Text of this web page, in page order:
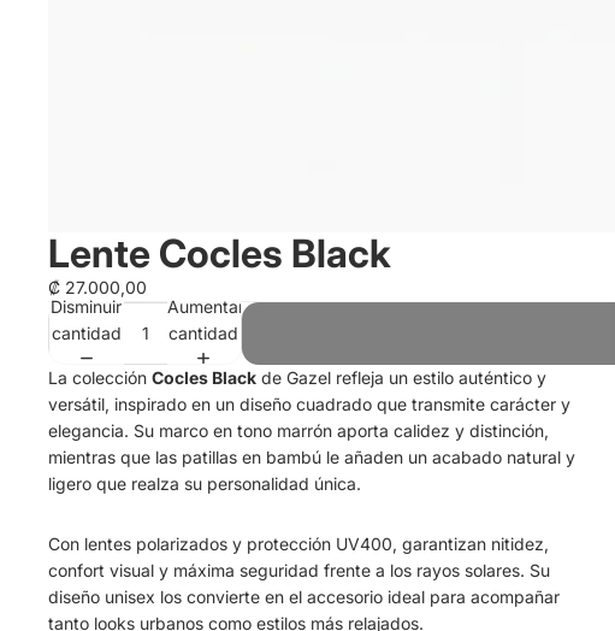
Lente Cocles Black
₡ 27.000,00
Disminuir
cantidad
Aumentar
cantidad
La colección Cocles Black de Gazel refleja un estilo auténtico y
versátil, inspirado en un diseño cuadrado que transmite carácter y
elegancia. Su marco en tono marrón aporta calidez y distinción,
mientras que las patillas en bambú le añaden un acabado natural y
ligero que realza su personalidad única.
Con lentes polarizados y protección UV400, garantizan nitidez,
confort visual y máxima seguridad frente a los rayos solares. Su
diseño unisex los convierte en el accesorio ideal para acompañar
tanto looks urbanos como estilos más relajados.